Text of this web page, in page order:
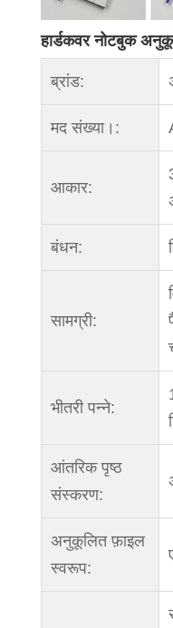
हार्डकवर नोटबुक
ब्रांड:
मद संख्या।:
आकार:
बंधन:
सामग्री:
भीतरी पन्ने:
आंतरिक पृष्ठ
संस्करण:
अनुकूलित फ़ाइल
स्वरूप: